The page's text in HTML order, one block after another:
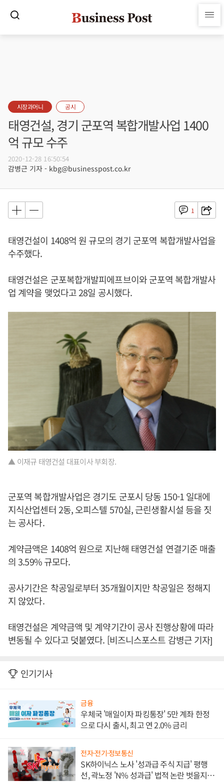
시장과머니 공시
태영건설, 경기 군포역 복합개발사업 1400
억 규모 수주
2020-12-28 16:50:54
감병근 기자 - kbg@businesspost.co.kr
1
태영건설이 1408억 원 규모의 경기 군포역 복합개발사업을
수주했다.
태영건설은 군포복합개발피에프브이와 군포역 복합개발사
업 계약을 맺었다고 28일 공시했다.
▲ 이재규 태영건설 대표이사 부회장.
군포역 복합개발사업은 경기도 군포시 당동 150-1 일대에
지식산업센터 2동, 오피스텔 570실, 근린생활시설 등을 짓
는 공사다.
계약금액은 1408억 원으로 지난해 태영건설 연결기준 매출
의 3.59% 규모다.
공사기간은 착공일로부터 35개월이지만 착공일은 정해지
지 않았다.
태영건설은 계약금액 및 계약기간이 공사 진행상황에 따라
변동될 수 있다고 덧붙였다. [비즈니스포스트 감병근 기자]
인기기사
금융
우체국 '매일이자 파킹통장' 5만 계좌 한정
으로 다시 출시, 최고 연 2.0% 금리
전자·전기·정보통신
SK하이닉스 노사 '성과급 주식 지급' 평행
선, 곽노정 'N% 성과급' 법적 논란 벗을지 주